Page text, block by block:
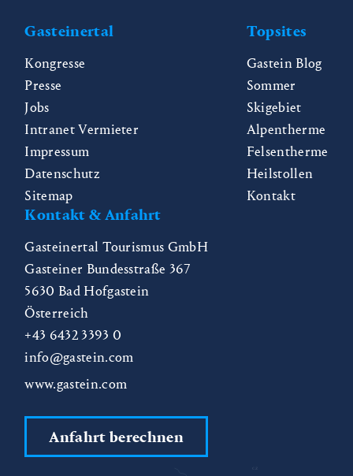
Gasteinertal
Kongresse
Presse
Jobs
Intranet Vermieter
Impressum
Datenschutz
Sitemap
Topsites
Gastein Blog
Sommer
Skigebiet
Alpentherme
Felsentherme
Heilstollen
Kontakt
Kontakt & Anfahrt
Gasteinertal Tourismus GmbH
Gasteiner Bundesstraße 367
5630 Bad Hofgastein
Österreich
+43 6432 3393 0
info@gastein.com
www.gastein.com
Anfahrt berechnen
CZ